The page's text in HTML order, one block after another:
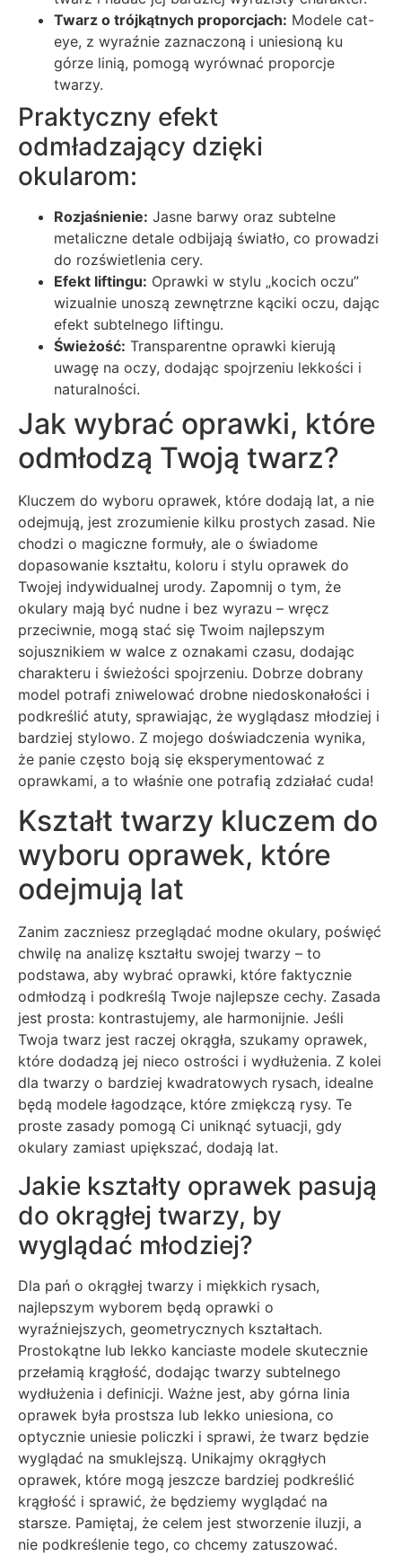
Twarz o trójkątnych proporcjach: Modele cat-
eye, z wyraźnie zaznaczoną i uniesioną ku
górze linią, pomogą wyrównać proporcje
twarzy.
Praktyczny efekt
odmładzający dzięki
okularom:
Rozjaśnienie: Jasne barwy oraz subtelne
metaliczne detale odbijają światło, co prowadzi
do rozświetlenia cery.
Efekt liftingu: Oprawki w stylu „kocich oczu”
wizualnie unoszą zewnętrzne kąciki oczu, dając
efekt subtelnego liftingu.
Świeżość: Transparentne oprawki kierują
uwagę na oczy, dodając spojrzeniu lekkości i
naturalności.
Jak wybrać oprawki, które
odmłodzą Twoją twarz?
Kluczem do wyboru oprawek, które dodają lat, a nie
odejmują, jest zrozumienie kilku prostych zasad. Nie
chodzi o magiczne formuły, ale o świadome
dopasowanie kształtu, koloru i stylu oprawek do
Twojej indywidualnej urody. Zapomnij o tym, że
okulary mają być nudne i bez wyrazu – wręcz
przeciwnie, mogą stać się Twoim najlepszym
sojusznikiem w walce z oznakami czasu, dodając
charakteru i świeżości spojrzeniu. Dobrze dobrany
model potrafi zniwelować drobne niedoskonałości i
podkreślić atuty, sprawiając, że wyglądasz młodziej i
bardziej stylowo. Z mojego doświadczenia wynika,
że panie często boją się eksperymentować z
oprawkami, a to właśnie one potrafią zdziałać cuda!
Kształt twarzy kluczem do
wyboru oprawek, które
odejmują lat
Zanim zaczniesz przeglądać modne okulary, poświęć
chwilę na analizę kształtu swojej twarzy – to
podstawa, aby wybrać oprawki, które faktycznie
odmłodzą i podkreślą Twoje najlepsze cechy. Zasada
jest prosta: kontrastujemy, ale harmonijnie. Jeśli
Twoja twarz jest raczej okrągła, szukamy oprawek,
które dodadzą jej nieco ostrości i wydłużenia. Z kolei
dla twarzy o bardziej kwadratowych rysach, idealne
będą modele łagodzące, które zmiękczą rysy. Te
proste zasady pomogą Ci uniknąć sytuacji, gdy
okulary zamiast upiększać, dodają lat.
Jakie kształty oprawek pasują
do okrągłej twarzy, by
wyglądać młodziej?
Dla pań o okrągłej twarzy i miękkich rysach,
najlepszym wyborem będą oprawki o
wyraźniejszych, geometrycznych kształtach.
Prostokątne lub lekko kanciaste modele skutecznie
przełamią krągłość, dodając twarzy subtelnego
wydłużenia i definicji. Ważne jest, aby górna linia
oprawek była prostsza lub lekko uniesiona, co
optycznie uniesie policzki i sprawi, że twarz będzie
wyglądać na smuklejszą. Unikajmy okrągłych
oprawek, które mogą jeszcze bardziej podkreślić
krągłość i sprawić, że będziemy wyglądać na
starsze. Pamiętaj, że celem jest stworzenie iluzji, a
nie podkreślenie tego, co chcemy zatuszować.